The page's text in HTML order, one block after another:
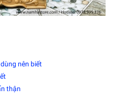
nên biết
thận